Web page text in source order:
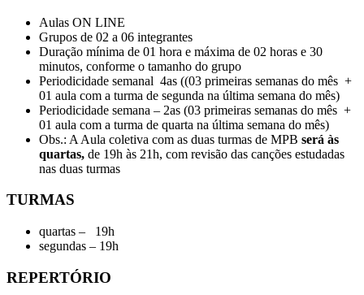
Aulas ON LINE
Grupos de 02 a 06 integrantes
Duração mínima de 01 hora e máxima de 02 horas e 30
minutos, conforme o tamanho do grupo
Periodicidade semanal 4as ((03 primeiras semanas do mês +
01 aula com a turma de segunda na última semana do mês)
Periodicidade semana – 2as (03 primeiras semanas do mês +
01 aula com a turma de quarta na última semana do mês)
Obs.: A Aula coletiva com as duas turmas de MPB será às
quartas, de 19h às 21h, com revisão das canções estudadas
nas duas turmas
TURMAS
quartas – 19h
segundas – 19h
REPERTÓRIO